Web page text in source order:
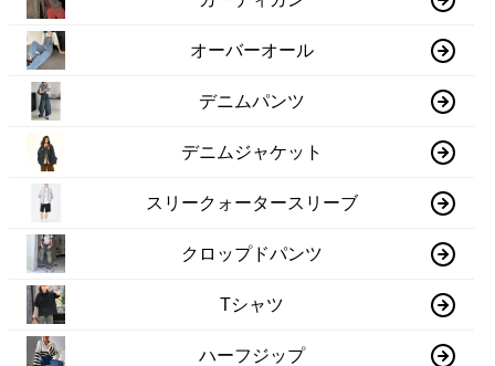
オーバーオール
デニムパンツ
デニムジャケット
スリークォータースリーブ
クロップドパンツ
Tシャツ
ハーフジップ